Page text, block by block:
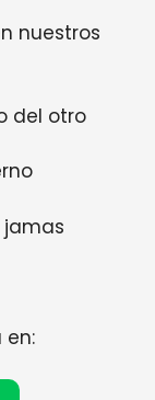
nuestros
del otro
jamas
en: